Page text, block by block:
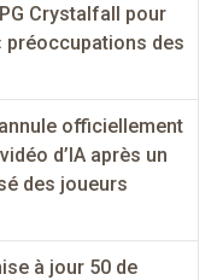
Crystalfall pour
préoccupations des
officiellement
d’IA après un
des joueurs
à jour 50 de